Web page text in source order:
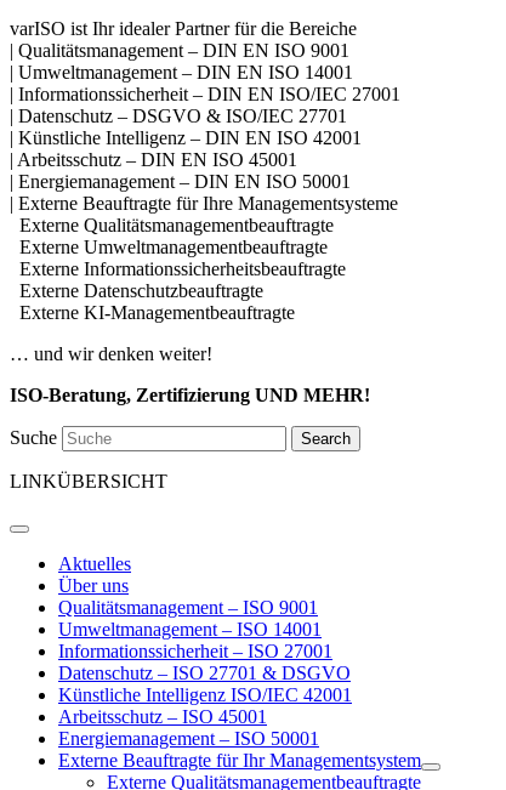
varISO ist Ihr idealer Partner für die Bereiche
| Qualitätsmanagement – DIN EN ISO 9001
| Umweltmanagement – DIN EN ISO 14001
| Informationssicherheit – DIN EN ISO/IEC 27001
| Datenschutz – DSGVO & ISO/IEC 27701
| Künstliche Intelligenz – DIN EN ISO 42001
| Arbeitsschutz – DIN EN ISO 45001
| Energiemanagement – DIN EN ISO 50001
| Externe Beauftragte für Ihre Managementsysteme
Externe Qualitätsmanagementbeauftragte
Externe Umweltmanagementbeauftragte
Externe Informationssicherheitsbeauftragte
Externe Datenschutzbeauftragte
Externe KI-Managementbeauftragte
… und wir denken weiter!
ISO-Beratung, Zertifizierung UND MEHR!
Suche Search
LINKÜBERSICHT
Aktuelles
Über uns
Qualitätsmanagement – ISO 9001
Umweltmanagement – ISO 14001
Informationssicherheit – ISO 27001
Datenschutz – ISO 27701 & DSGVO
Künstliche Intelligenz ISO/IEC 42001
Arbeitsschutz – ISO 45001
Energiemanagement – ISO 50001
Externe Beauftragte für Ihr Managementsystem
Externe Qualitätsmanagementbeauftragte